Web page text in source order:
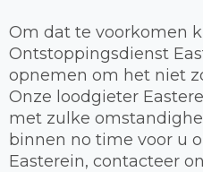
Om dat te voorkomen
Ontstoppingsdienst
opnemen om het niet
Onze loodgieter
met zulke
binnen no time voor u
Easterein, contacteer